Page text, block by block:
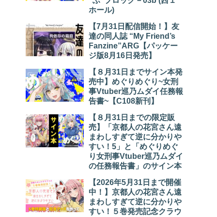
ホール)
【7月31日配信開始！】友
達の同人誌 “My Friend’s
Fanzine”ARG【パッケー
ジ版8月16日発売】
【８月31日までサイン本発
売中】めぐりめぐり~女刑
事Vtuber巡乃ムダイ任務報
告書~【C108新刊】
【８月31日までの限定販
売】「京都人の花宮さん遠
まわしすぎて逆に分かりや
すい！5」と「めぐりめぐ
り女刑事Vtuber巡乃ムダイ
の任務報告書」のサイン本
【2026年5月31日まで開催
中！】京都人の花宮さん遠
まわしすぎて逆に分かりや
すい！５巻発売記念クラウ